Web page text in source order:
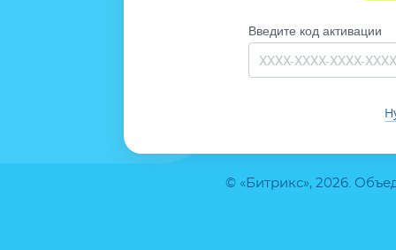
© «Битрикс», 2026.
Введите код активации